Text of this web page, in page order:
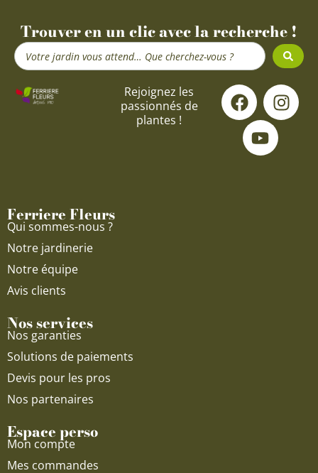
Trouver en un clic avec la recherche !
Search
...
Rejoignez les
passionnés de
plantes !
F
a
c
e
I
n
s
Y
o
u
t
u
Ferriere Fleurs
Qui sommes-nous ?
Notre jardinerie
Notre équipe
Avis clients
Nos services
Nos garanties
Solutions de paiements
Devis pour les pros
Nos partenaires
Espace perso
Mon compte
Mes commandes